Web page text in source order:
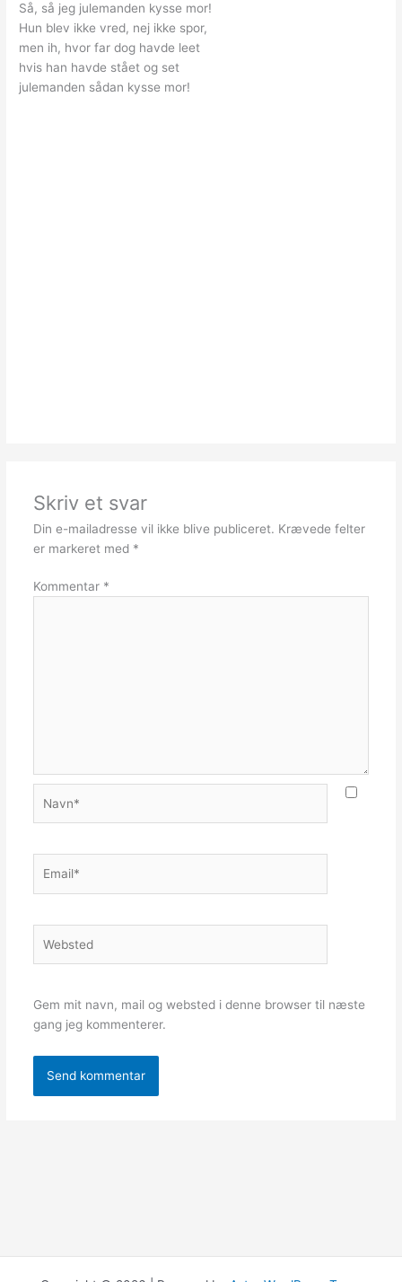
Så, så jeg julemanden kysse mor!
Hun blev ikke vred, nej ikke spor,
men ih, hvor far dog havde leet
hvis han havde stået og set
julemanden sådan kysse mor!
Skriv et svar
Din e-mailadresse vil ikke blive publiceret. Krævede felter
er markeret med *
Kommentar *
Gem mit navn, mail og websted i denne browser til næste
gang jeg kommenterer.